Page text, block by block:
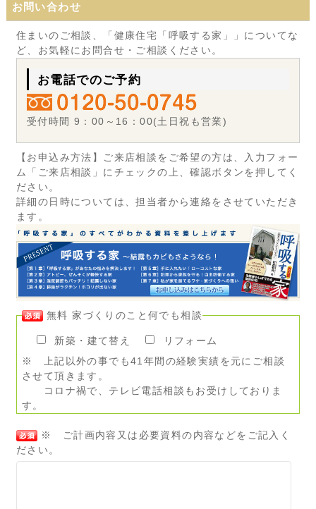
お問い合わせ
住まいのご相談、「健康住宅「呼吸する家」」についてな
ど、お気軽にお問合せ・ご相談ください。
お電話でのご予約
受付時間 9：00～16：00(土日祝も営業)
【お申込み方法】ご来店相談をご希望の方は、入力フォー
ム「ご来店相談」にチェックの上、確認ボタンを押してく
ださい。
詳細の日時については、担当者から連絡をさせていただき
ます。
無料 家づくりのこと何でも相談
新築・建て替え
リフォーム
※ 上記以外の事でも41年間の経験実績を元にご相談
させて頂きます。
コロナ禍で、テレビ電話相談もお受けしておりま
す。
※ ご計画内容又は必要資料の内容などをご記入く
ださい。